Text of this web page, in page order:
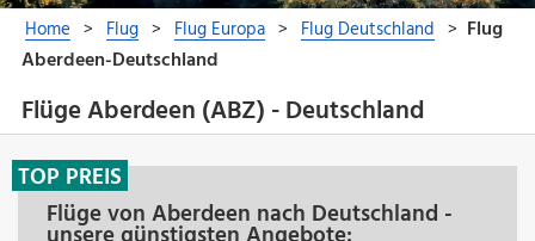
Flüge Aberdeen (ABZ) - Deutschland
Flüge von Aberdeen nach Deutschland -
TOP PREIS